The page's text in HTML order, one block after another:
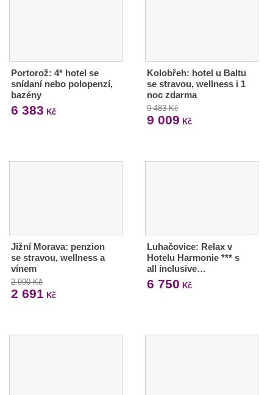
Portorož: 4* hotel se
snídaní nebo polopenzí,
bazény
6 383 Kč
Kolobřeh: hotel u Baltu
se stravou, wellness i 1
noc zdarma
9 483 Kč
9 009 Kč
Jižní Morava: penzion
se stravou, wellness a
vínem
2 990 Kč
2 691 Kč
Luhačovice: Relax v
Hotelu Harmonie *** s
all inclusive…
6 750 Kč